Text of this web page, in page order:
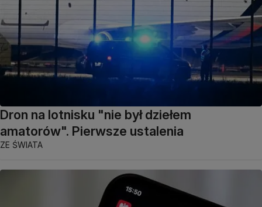
Dron na lotnisku "nie był dziełem
amatorów". Pierwsze ustalenia
ZE ŚWIATA